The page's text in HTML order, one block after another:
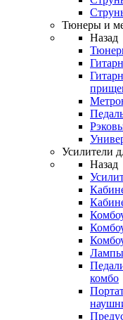
Тюнеры и
Назад
Усилители
Назад
Лампы
комбо